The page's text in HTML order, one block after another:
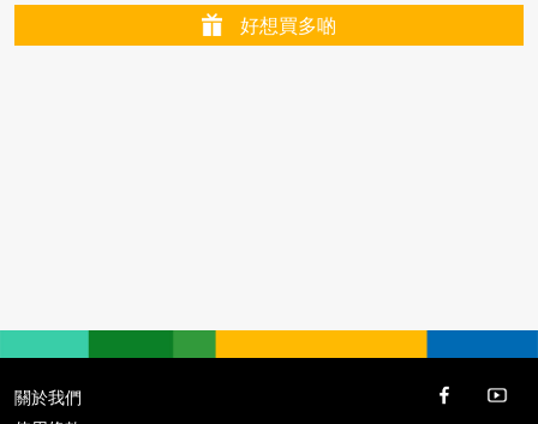
好想買多啲
關於我們